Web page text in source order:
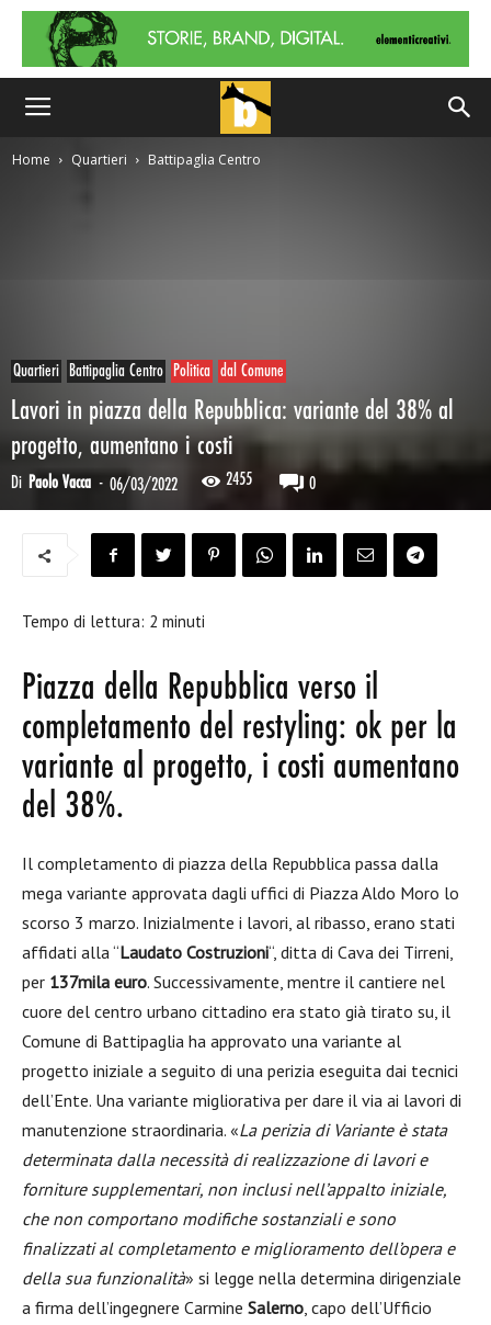
Home Quartieri Battipaglia Centro
Quartieri Battipaglia Centro Politica dal Comune
Lavori in piazza della Repubblica: variante del 38% al
progetto, aumentano i costi
Di Paolo Vacca - 06/03/2022 2455 0
Tempo di lettura: 2 minuti
Piazza della Repubblica verso il
completamento del restyling: ok per la
variante al progetto, i costi aumentano
del 38%.
Il completamento di piazza della Repubblica passa dalla
mega variante approvata dagli uffici di Piazza Aldo Moro lo
scorso 3 marzo. Inizialmente i lavori, al ribasso, erano stati
affidati alla “Laudato Costruzioni“, ditta di Cava dei Tirreni,
per 137mila euro. Successivamente, mentre il cantiere nel
cuore del centro urbano cittadino era stato già tirato su, il
Comune di Battipaglia ha approvato una variante al
progetto iniziale a seguito di una perizia eseguita dai tecnici
dell’Ente. Una variante migliorativa per dare il via ai lavori di
manutenzione straordinaria. «La perizia di Variante è stata
determinata dalla necessità di realizzazione di lavori e
forniture supplementari, non inclusi nell’appalto iniziale,
che non comportano modifiche sostanziali e sono
finalizzati al completamento e miglioramento dell’opera e
della sua funzionalità» si legge nella determina dirigenziale
a firma dell’ingegnere Carmine Salerno, capo dell’Ufficio